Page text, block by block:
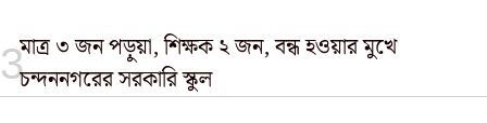
মাত্র ৩ জন পড়ুয়া, শিক্ষক ২ জন, বন্ধ হওয়ার মুখে
চন্দননগরের সরকারি স্কুল